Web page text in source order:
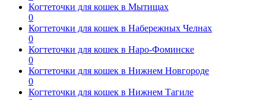
Когтеточки для кошек в Мытищах
0
Когтеточки для кошек в Набережных Челнах
0
Когтеточки для кошек в Наро-Фоминске
0
Когтеточки для кошек в Нижнем Новгороде
0
Когтеточки для кошек в Нижнем Тагиле